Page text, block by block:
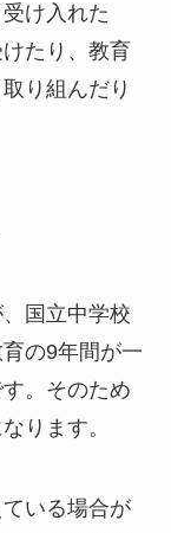
け入れた
たり、教育
り組んだり
国立中学校
の9年間が一
。そのため
ります。
いる場合が